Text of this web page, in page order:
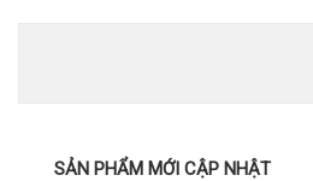
SẢN PHẨM MỚI CẬP NHẬT